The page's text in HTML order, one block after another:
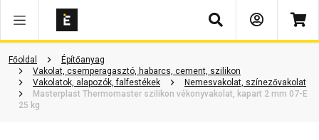
Keresés
Főoldal
Építőanyag
Vakolat, csemperagasztó, habarcs, cement, szilikon
Vakolatok, alapozók, falfestékek
Nemesvakolat, színezővakolat
Masterplast Thermomaster szilikon vékonyvakolat, kapart 2 mm 07-E
25 kg
Vásárlói vélemények Kérdések és válaszok Kapcsolódó cikkek